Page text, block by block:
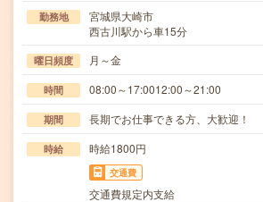
勤務地
宮城県大崎市
西古川駅から車15分
曜日頻度 月～金
時間 08:00～17:0012:00～21:00
期間 長期でお仕事できる方、大歓迎！
時給 時給1800円
交通費
交通費規定内支給